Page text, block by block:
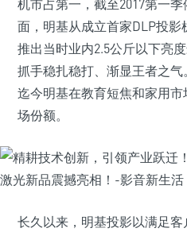
机市占第一，截至2017第一
面，明基从成立首家DLP投影
推出当时业内2.5公斤以下亮
抓手稳扎稳打、渐显王者之气
迄今明基在教育短焦和家用市
场份额。
长久以来，明基投影以满足